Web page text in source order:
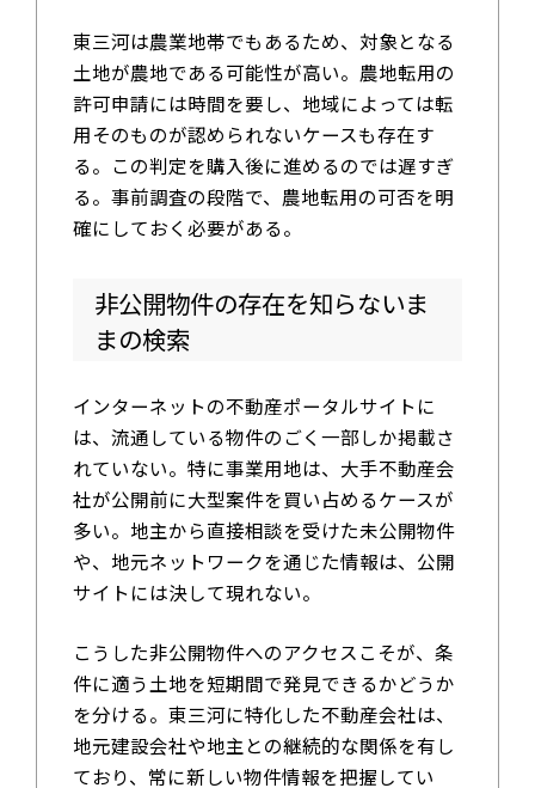
東三河は農業地帯でもあるため、対象となる
土地が農地である可能性が高い。農地転用の
許可申請には時間を要し、地域によっては転
用そのものが認められないケースも存在す
る。この判定を購入後に進めるのでは遅すぎ
る。事前調査の段階で、農地転用の可否を明
確にしておく必要がある。
非公開物件の存在を知らないま
まの検索
インターネットの不動産ポータルサイトに
は、流通している物件のごく一部しか掲載さ
れていない。特に事業用地は、大手不動産会
社が公開前に大型案件を買い占めるケースが
多い。地主から直接相談を受けた未公開物件
や、地元ネットワークを通じた情報は、公開
サイトには決して現れない。
こうした非公開物件へのアクセスこそが、条
件に適う土地を短期間で発見できるかどうか
を分ける。東三河に特化した不動産会社は、
地元建設会社や地主との継続的な関係を有し
ており、常に新しい物件情報を把握してい